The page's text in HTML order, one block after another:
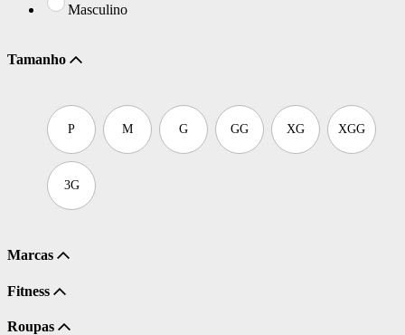
Masculino
Tamanho
P M G GG XG XGG
3G
Marcas
Fitness
Roupas